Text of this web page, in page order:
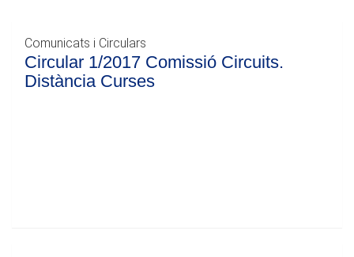
Comunicats i Circulars
Circular 1/2017 Comissió Circuits.
Distància Curses